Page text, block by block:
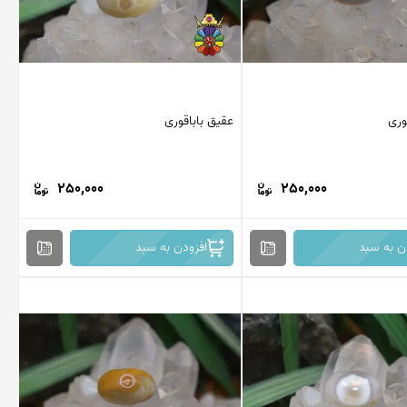
250,000
به سبد
عقیق باباقوری
250,000
افزودن به سبد